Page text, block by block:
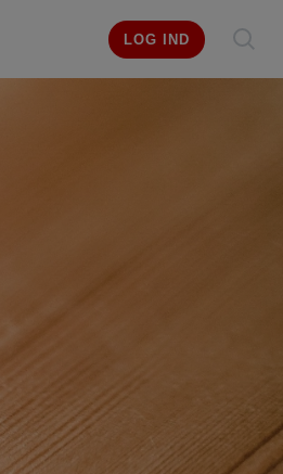
LOG IND